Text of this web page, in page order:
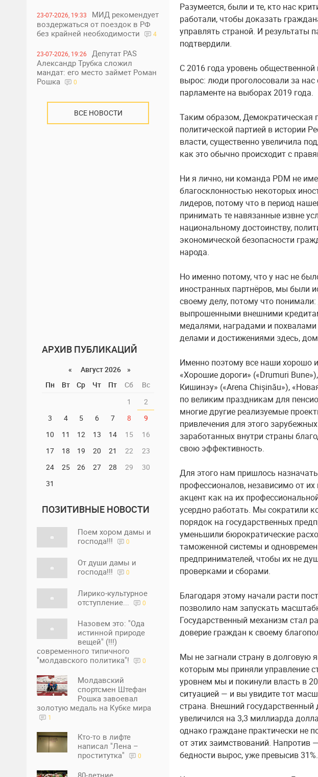
23-07-2026, 19:33
МИД рекомендует
воздержаться от поездок в РФ
без крайней необходимости
4
23-07-2026, 19:26
Депутат PAS
Александр Трубка сложил
мандат: его место займет Роман
Рошка
0
ВСЕ НОВОСТИ
АРХИВ ПУБЛИКАЦИЙ
«
Август 2026 »
Пн
Вт Ср Чт Пт Сб
Вс
1
2
3
4 5 6 7 8
9
10
11 12 13 14 15
16
17
18 19 20 21 22
23
24
25 26 27 28 29
30
31
ПОЗИТИВНЫЕ НОВОСТИ
Поем хором дамы и
господа!!!
0
От души дамы и
господа!!!
0
Лирико-культурное
отступление...
0
Назовем это: "Ода
истинной природе
вещей" (!!!)
современного типичного
"молдавского политика"!
0
Молдавский
спортсмен Штефан
Рошка завоевал
золотую медаль на Кубке мира
1
Кто-то в лифте
написал "Лена –
проститутка"
0
Разумеется, были и те, кто нас
работали, чтобы доказать
управлять страной. И результаты
подтвердили.
С 2016 года уровень
вырос: люди проголосовали за
парламенте на выборах 2019 года.
Таким образом, Демократическая
политической партией в истории
власти, существенно увеличила
как это обычно происходит с
Ни я лично, ни команда PDM не
благосклонностью некоторых
лидеров, потому что в период
принимать те навязанные извне
национальному достоинству,
экономической безопасности
народа.
Но именно потому, что у нас не
иностранных партнёров, мы были
своему делу, потому что
выпрошенными внешними
медалями, наградами и
делами и достижениями здесь,
Именно поэтому все наши хорошо
«Хорошие дороги» («Drumuri
Кишинэу» («Arena Chișinău»),
по великим праздникам для
многие другие реализуемые
привлечения для этого
заработанных внутри страны
свою эффективность.
Для этого нам пришлось
профессионалов, независимо от
акцент как на их
усердно работать. Мы сократили
порядок на государственных
уменьшили бюрократические
таможенной системы и
предпринимателей, чтобы их не
проверками и сборами.
Благодаря этому начали расти
позволило нам запускать
Государственный механизм стал
доверие граждан к своему
Мы не загнали страну в долговую
которым мы приняли управление
уровнем мы и покинули власть в
ситуацией — и вы увидите тот
страна. Внешний
увеличился на 3,3 миллиарда
однако граждане практически не
от этих заимствований. Напротив
бедности вырос, уже превысив 31%.